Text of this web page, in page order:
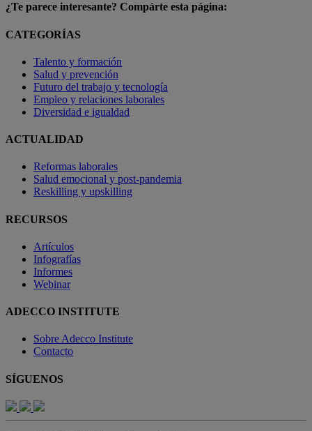
¿Te parece interesante? Compárte esta página:
CATEGORÍAS
Talento y formación
Salud y prevención
Futuro del trabajo y tecnología
Empleo y relaciones laborales
Diversidad e igualdad
ACTUALIDAD
Reformas laborales
Salud emocional y post-pandemia
Reskilling y upskilling
RECURSOS
Artículos
Infografías
Informes
Webinar
ADECCO INSTITUTE
Sobre Adecco Institute
Contacto
SÍGUENOS